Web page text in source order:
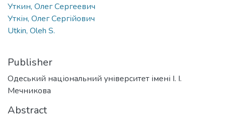
Уткин, Олег Сергеевич
Уткін, Олег Сергійович
Utkin, Oleh S.
Publisher
Одеський національний університет імені І. І.
Мечникова
Abstract